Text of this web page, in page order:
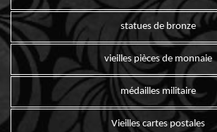
statues de bronze
vieilles pièces de monnaie
médailles militaire
Vieilles cartes postales